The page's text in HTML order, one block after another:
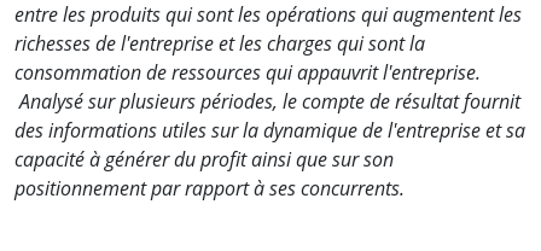
entre les produits qui sont les opérations qui augmentent les
richesses de l'entreprise et les charges qui sont la
consommation de ressources qui appauvrit l'entreprise.
Analysé sur plusieurs périodes, le compte de résultat fournit
des informations utiles sur la dynamique de l'entreprise et sa
capacité à générer du profit ainsi que sur son
positionnement par rapport à ses concurrents.